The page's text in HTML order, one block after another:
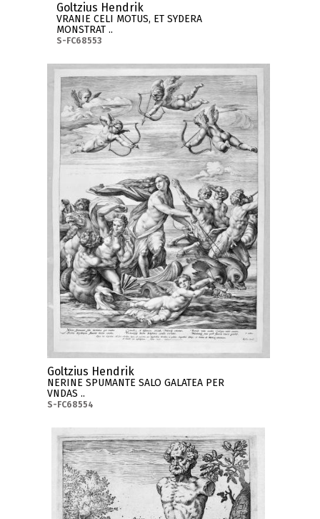
Goltzius Hendrik
VRANIE CELI MOTUS, ET SYDERA
MONSTRAT ..
S-FC68553
Goltzius Hendrik
NERINE SPUMANTE SALO GALATEA PER
VNDAS ..
S-FC68554